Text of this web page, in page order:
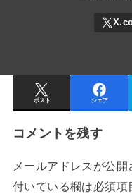
ポスト シェア
コメントを残す
メールアドレスが公開
付いている欄は必須項